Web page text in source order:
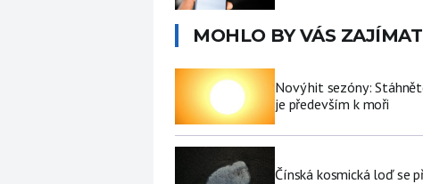
MOHLO BY VÁS ZAJÍMAT
Nový hit sezóny:
je především k moři
Čínská kosmická loď se